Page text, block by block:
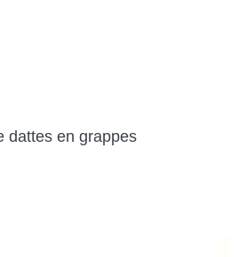
dattes en grappes